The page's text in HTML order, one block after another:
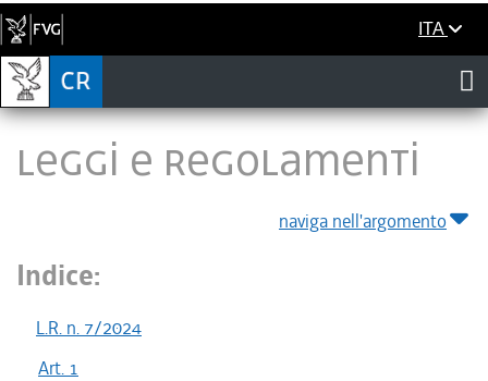
ITA
LEGGI E REGOLAMENTI
naviga nell'argomento
Indice:
L.R. n. 7/2024
Art. 1